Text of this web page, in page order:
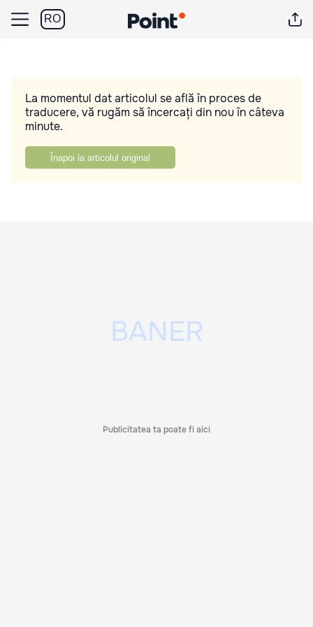
RO
La momentul dat articolul se află în proces de
traducere, vă rugăm să încercați din nou în câteva
minute.
Înapoi la articolul original
Publicitatea ta poate fi aici